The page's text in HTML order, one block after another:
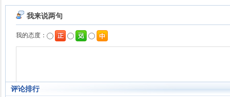
评论排行